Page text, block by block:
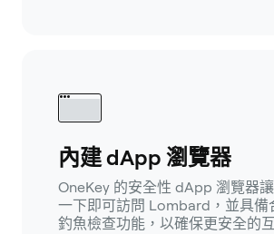
內建 dApp 瀏覽器
OneKey 的安全性 dApp 瀏覽器
一下即可訪問 Lombard，並具備
釣魚檢查功能，以確保更安全的